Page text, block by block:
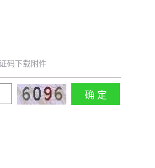
码下载附件